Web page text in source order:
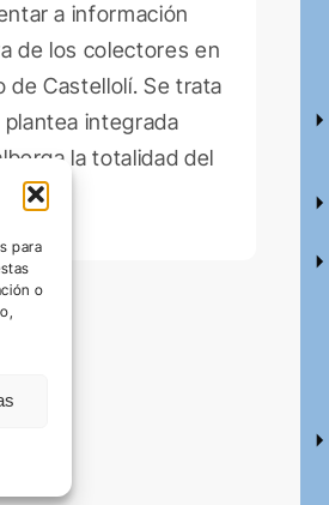
para
o
a información
de los colectores en
de Castellolí. Se trata
integrada
la totalidad del